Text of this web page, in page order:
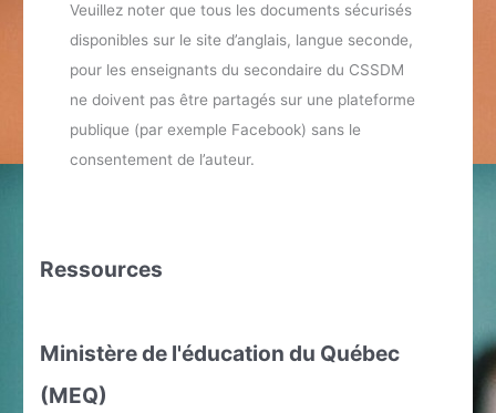
Veuillez noter que tous les documents sécurisés
disponibles sur le site d’anglais, langue seconde,
pour les enseignants du secondaire du CSSDM
ne doivent pas être partagés sur une plateforme
publique (par exemple Facebook) sans le
consentement de l’auteur.
Ressources
Ministère de l'éducation du Québec
(MEQ)